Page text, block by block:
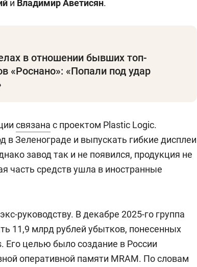
и Владимир Аветисян.
в отношении бывших топ-
«Роснано»: «Попали под удар
связана с проектом Plastic Logic.
в Зеленограде и выпускать гибкие дисплеи
завод так и не появился, продукция не
часть средств ушла в иностранные
руководству. В декабре 2025-го группа
11,9 млрд рублей убытков, понесенных
Его целью было создание в России
оперативной памяти MRAM. По словам